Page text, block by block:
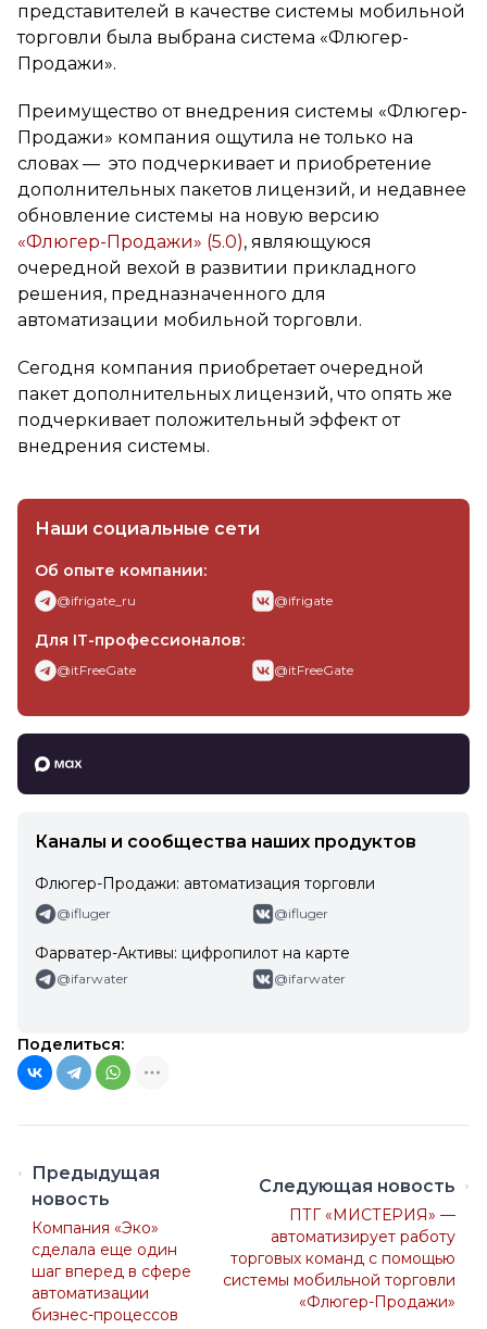
представителей в качестве системы мобильной
торговли была выбрана система «Флюгер-
Продажи».
Преимущество от внедрения системы «Флюгер-
Продажи» компания ощутила не только на
словах — это подчеркивает и приобретение
дополнительных пакетов лицензий, и недавнее
обновление системы на новую версию
«Флюгер-Продажи» (5.0), являющуюся
очередной вехой в развитии прикладного
решения, предназначенного для
автоматизации мобильной торговли.
Сегодня компания приобретает очередной
пакет дополнительных лицензий, что опять же
подчеркивает положительный эффект от
внедрения системы.
Наши социальные сети
Об опыте компании:
@ifrigate_ru @ifrigate
Для IT-профессионалов:
@itFreeGate @itFreeGate
Каналы и сообщества наших продуктов
Флюгер-Продажи: автоматизация торговли
@ifluger @ifluger
Фарватер-Активы: цифропилот на карте
@ifarwater @ifarwater
Поделиться:
Предыдущая
новость
Компания «Эко»
сделала еще один
шаг вперед в сфере
автоматизации
бизнес-процессов
Следующая новость
ПТГ «МИСТЕРИЯ» —
автоматизирует работу
торговых команд с помощью
системы мобильной торговли
«Флюгер-Продажи»